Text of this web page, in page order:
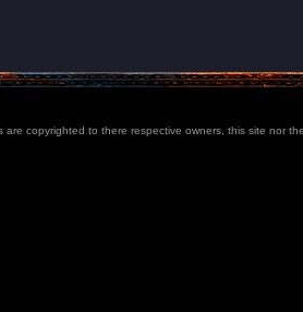
are copyrighted to there respective owners, this site nor